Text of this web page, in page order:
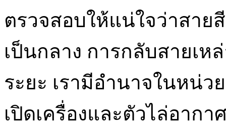
ตรวจสอบให้แน่ใจว่าสาย
เป็นกลาง การกลับสายเ
ระยะ เรามีอำนาจในหน่
เปิดเครื่องและตัวไล่อาก